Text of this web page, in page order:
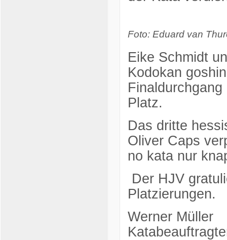
Foto: Eduard van
Eike Schmidt
Kodokan
Platz.
Das dritte
Oliver Caps
no kata nur
Der HJV
Platzierungen.
Werner Müller